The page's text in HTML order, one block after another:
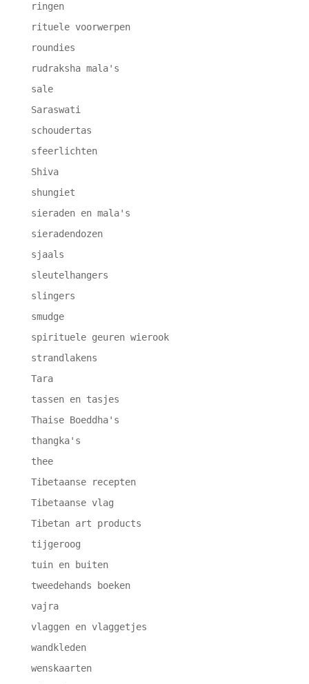
ringen
rituele voorwerpen
roundies
rudraksha mala's
sale
Saraswati
schoudertas
sfeerlichten
Shiva
shungiet
sieraden en mala's
sieradendozen
sjaals
sleutelhangers
slingers
smudge
spirituele geuren wierook
strandlakens
Tara
tassen en tasjes
Thaise Boeddha's
thangka's
thee
Tibetaanse recepten
Tibetaanse vlag
Tibetan art products
tijgeroog
tuin en buiten
tweedehands boeken
vajra
vlaggen en vlaggetjes
wandkleden
wenskaarten